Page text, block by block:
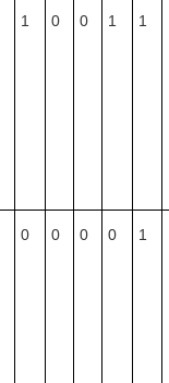
1 0 0 1 1
0 0 0 0 1